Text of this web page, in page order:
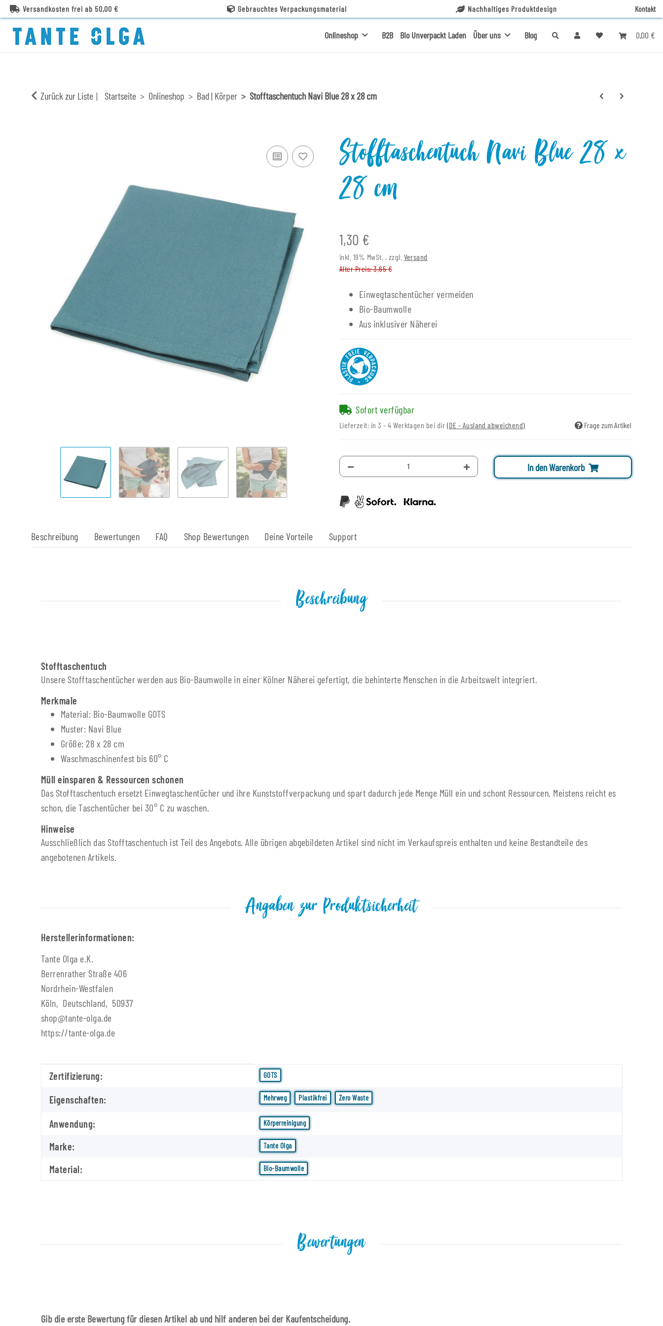
Versandkosten frei ab 50,00 € Gebrauchtes Verpackungsmaterial Nachhaltiges Produktdesign Kontakt
0,00 €
Onlineshop B2B Bio Unverpackt Laden Über uns Blog
Zurück zur Liste Startseite Onlineshop Bad | Körper Stofftaschentuch Navi Blue 28 x 28 cm
Stofftaschentuch Navi Blue 28 x
28 cm
1,30 €
inkl. 19% MwSt. , zzgl. Versand
Alter Preis: 3,65 €
Einwegtaschentücher vermeiden
Bio-Baumwolle
Aus inklusiver Näherei
Sofort verfügbar
Lieferzeit: in 3 - 4 Werktagen bei dir (DE - Ausland abweichend) Frage zum Artikel
In den Warenkorb
Beschreibung Bewertungen FAQ Shop Bewertungen Deine Vorteile Support
Beschreibung
Stofftaschentuch
Unsere Stofftaschentücher werden aus Bio-Baumwolle in einer Kölner Näherei gefertigt, die behinterte Menschen in die Arbeitswelt integriert.
Merkmale
Material: Bio-Baumwolle GOTS
Muster: Navi Blue
Größe: 28 x 28 cm
Waschmaschinenfest bis 60° C
Müll einsparen & Ressourcen schonen
Das Stofftaschentuch ersetzt Einwegtaschentücher und ihre Kunststoffverpackung und spart dadurch jede Menge Müll ein und schont Ressourcen. Meistens reicht es
schon, die Taschentücher bei 30° C zu waschen.
Hinweise
Ausschließlich das Stofftaschentuch ist Teil des Angebots. Alle übrigen abgebildeten Artikel sind nicht im Verkaufspreis enthalten und keine Bestandteile des
angebotenen Artikels.
Angaben zur Produktsicherheit
Herstellerinformationen:
Tante Olga e.K.
Berrenrather Straße 406
Nordrhein-Westfalen
Köln, Deutschland, 50937
shop@tante-olga.de
https://tante-olga.de
Produkteigenschaft
Wert
Zertifizierung: GOTS
Eigenschaften: Mehrweg Plastikfrei Zero Waste
Anwendung: Körperreinigung
Marke: Tante Olga
Material: Bio-Baumwolle
Bewertungen
Gib die erste Bewertung für diesen Artikel ab und hilf anderen bei der Kaufentscheidung.